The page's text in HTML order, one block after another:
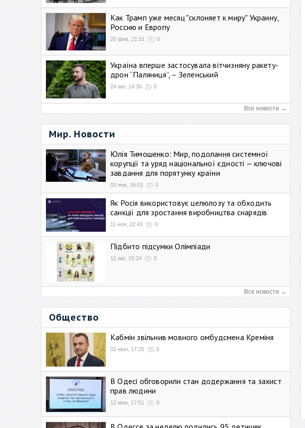
Как Трамп уже месяц "склоняет к миру" Украину,
Россию и Европу
20 фев, 21:01 0
Україна вперше застосувала вітчизняну ракету-
дрон “Паляниця”, – Зеленський
24 авг, 14:30 0
Все новости →
Мир. Новости
Юлія Тимошенко: Мир, подолання системної
корупції та уряд національної єдності — ключові
завдання для порятунку країни
03 янв, 16:01 0
Як Росія використовує целюлозу та обходить
санкції для зростання виробництва снарядів
11 ноя, 22:43 0
Підбито підсумки Олімпіади
12 авг, 15:24 0
Все новости →
Общество
Кабмін звільнив мовного омбудсмена Креміня
02 июл, 17:25 0
В Одесі обговорили стан додержання та захист
прав людини
12 июн, 17:51 0